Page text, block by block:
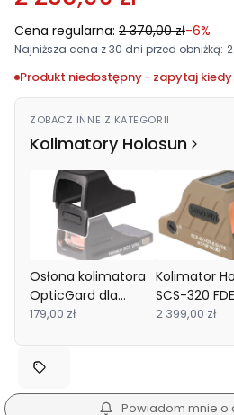
Cena regularna: 2 370,00 zł-6%
Najniższa cena z 30 dni przed obniżką:
Produkt niedostępny - zapytaj kiedy
ZOBACZ INNE Z KATEGORII
Kolimatory Holosun
Osłona kolimatora
OpticGard dla
Holosun SCS-VP9
179,00 zł
Kolimator
SCS-320
Dot SIG
2 399,00 zł
Powiadom mnie o